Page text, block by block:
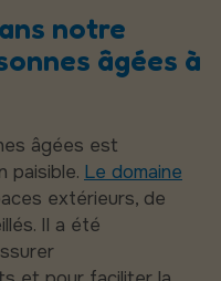
notre
âgées à
âgées est
paisible. Le domaine
extérieurs, de
Il a été